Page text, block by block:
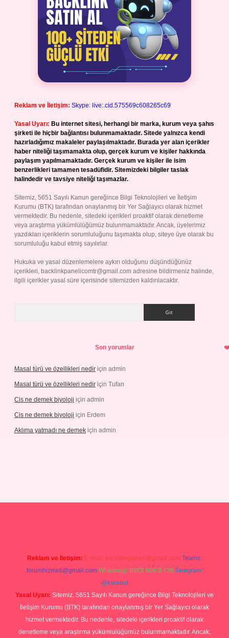
Reklam ve İletişim: Skype: live:.cid.575569c608265c69
Yasal Uyarı: Bu internet sitesi, herhangi bir marka, kurum veya şahıs
şirketi ile hiçbir bağlantısı bulunmamaktadır. Sitede yalnızca kendi
hazırladığımız makaleler paylaşılmaktadır. Burada yer alan içerikler
haber niteliği taşımamakta olup, gerçek kurum ve kişiler hakkında
paylaşım yapılmamaktadır. Gerçek kurum ve kişiler ile isim
benzerlikleri tamamen tesadüfidir. Sitemizdeki bilgiler taslak
halindedir ve tavsiye niteliği taşımazlar.
Sitemiz, 5651 Sayılı Kanun gereğince Bilgi Teknolojileri ve İletişim
Kurumu (BTK) tarafından onaylanmış bir Yer Sağlayıcı olarak hizmet
vermektedir. Bu nedenle, sitedeki içerikleri proaktif olarak denetleme
veya araştırma yükümlülüğümüz bulunmamaktadır. Ancak, üyelerimiz
yazdıkları içeriklerin sorumluluğunu taşımakta olup, siteye üye olarak bu
sorumluluğu kabul etmiş sayılırlar.
Hukuka ve yasal düzenlemelere aykırı olduğunu düşündüğünüz
içerikleri, backlinkpanelicomtr@gmail.com adresine bildirmeniz halinde,
ilgili içerikler yasal süre içerisinde sitemizden kaldırılacaktır.
Son yorumlar
Masal türü ve özellikleri nedir için admin
Masal türü ve özellikleri nedir için Tufan
Cis ne demek biyoloji için admin
Cis ne demek biyoloji için Erdem
Aklıma yatmadı ne demek için admin
Reklam ve İletişim: E-mail: backlinkpaneli@gmail.com Teams:
forumhizmeti@gmail.com Whatsapp: 0262 606 0 726 Telegram:
@karabul
Yasal Uyarı: Sitemiz, 5651 Sayılı Kanun gereğince Bilgi Teknolojileri ve
İletişim Kurumu (BTK) tarafından onaylanmış bir Yer Sağlayıcı olarak
hizmet vermektedir. Bu nedenle, sitedeki içerikleri proaktif olarak
denetleme veya araştırma yükümlülüğümüz bulunmamaktadır. Ancak,